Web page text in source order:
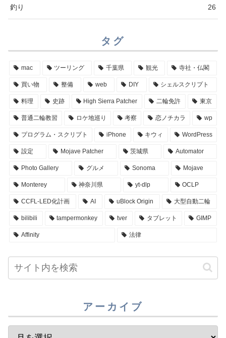
釣り 26
タグ
mac ツーリング 千葉県 観光 寺社・仏閣
買い物 整備 web DIY シェルスクリプト
料理 史跡 High Sierra Patcher 二輪免許 東京
普通二輪教習 ロケ地巡り 考察 恋ノチカラ wp
プログラム・スクリプト iPhone キウィ WordPress
設定 Mojave Patcher 茨城県 Automator
Photo Gallery グルメ Sonoma Mojave
Monterey 神奈川県 yt-dlp OCLP
CCFL-LED化計画 AI uBlock Origin 大型自動二輪
bilibili tampermonkey tver タブレット GIMP
Affinity 法律
アーカイブ